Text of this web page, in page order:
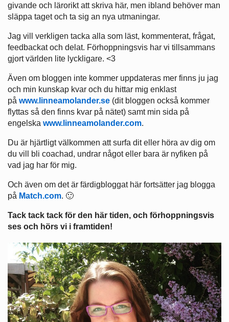
givande och lärorikt att skriva här, men ibland behöver man
släppa taget och ta sig an nya utmaningar.
Jag vill verkligen tacka alla som läst, kommenterat, frågat,
feedbackat och delat. Förhoppningsvis har vi tillsammans
gjort världen lite lyckligare. <3
Även om bloggen inte kommer uppdateras mer finns ju jag
och min kunskap kvar och du hittar mig enklast
på www.linneamolander.se (dit bloggen också kommer
flyttas så den finns kvar på nätet) samt min sida på
engelska www.linneamolander.com.
Du är hjärtligt välkommen att surfa dit eller höra av dig om
du vill bli coachad, undrar något eller bara är nyfiken på
vad jag har för mig.
Och även om det är färdigbloggat här fortsätter jag blogga
på Match.com. 🙂
Tack tack tack för den här tiden, och förhoppningsvis
ses och hörs vi i framtiden!